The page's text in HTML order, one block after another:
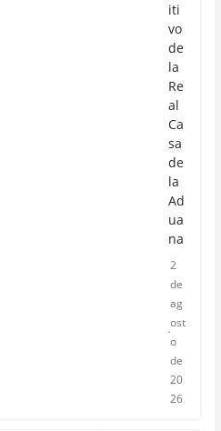
iti
vo
de
la
Re
al
Ca
sa
de
la
Ad
ua
na
2
de
ag
ost
o
de
20
26